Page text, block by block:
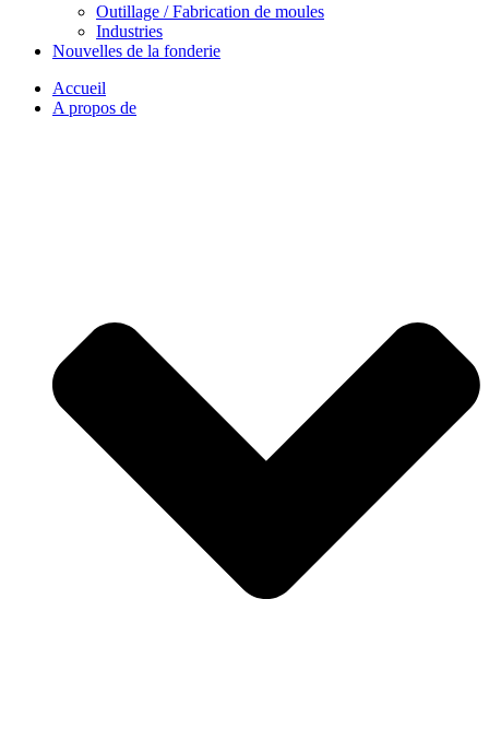
Outillage / Fabrication de moules
Industries
Nouvelles de la fonderie
Accueil
A propos de